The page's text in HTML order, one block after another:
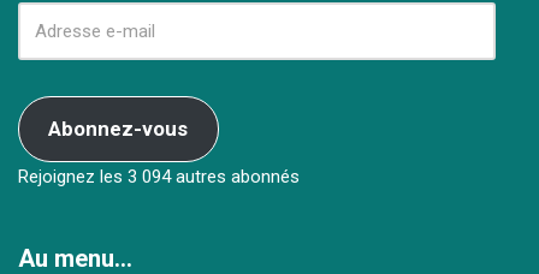
Abonnez-vous
Rejoignez les 3 094 autres abonnés
Au menu…